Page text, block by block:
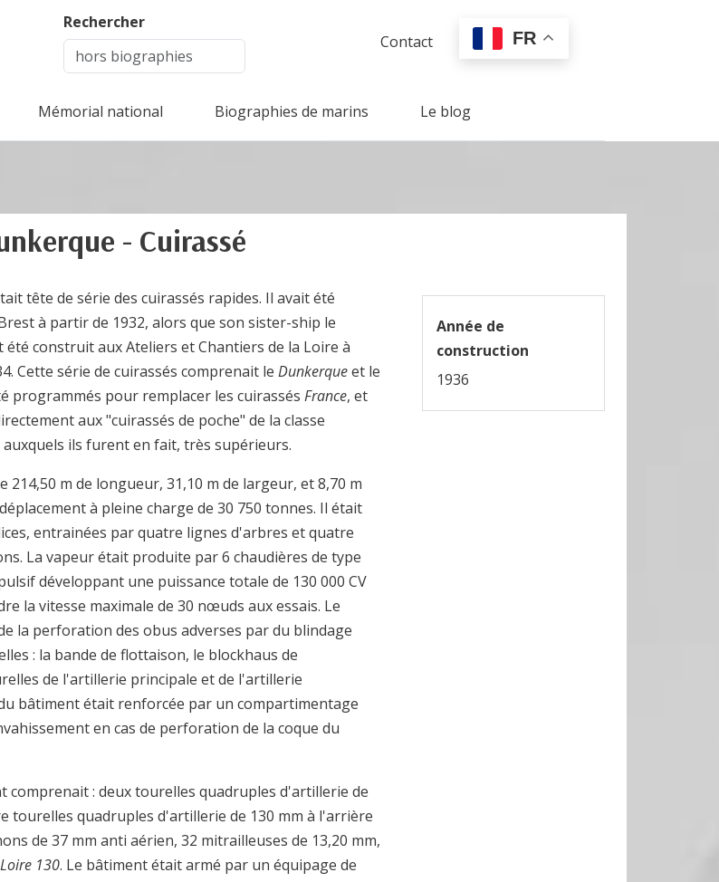
Rechercher
Contact
FR
Mémorial national Biographies de marins Le blog
- Cuirassé
Année de
construction
1936
tête de série des cuirassés rapides. Il avait été
à partir de 1932, alors que son sister-ship le
été construit aux Ateliers et Chantiers de la Loire à
Cette série de cuirassés comprenait leDunkerqueet le
programmés pour remplacer les cuirassésFrance, et
aux "cuirassés de poche" de la classe
auxquels ils furent en fait, très supérieurs.
214,50 m de longueur, 31,10 m de largeur, et 8,70 m
à pleine charge de 30 750 tonnes. Il était
entrainées par quatre lignes d'arbres et quatre
La vapeur était produite par 6 chaudières de type
développant une puissance totale de 130 000 CV
la vitesse maximale de 30 nœuds aux essais. Le
la perforation des obus adverses par du blindage
: la bande de flottaison, le blockhaus de
de l'artillerie principale et de l'artillerie
bâtiment était renforcée par un compartimentage
en cas de perforation de la coque du
comprenait : deux tourelles quadruples d'artillerie de
tourelles quadruples d'artillerie de 130 mm à l'arrière
de 37 mm anti aérien, 32 mitrailleuses de 13,20 mm,
Loire 130. Le bâtiment était armé par un équipage de